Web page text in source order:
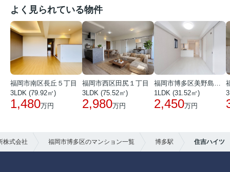
よく見られている物件
福岡市南区長丘５丁目
3LDK (79.92㎡)
1,480万円
福岡市西区田尻１丁目
3LDK (75.52㎡)
2,980万円
1LDK (31.52㎡)
2,450万円
株式会社 福岡市博多区のマンション一覧 博多駅 住吉ハイツ